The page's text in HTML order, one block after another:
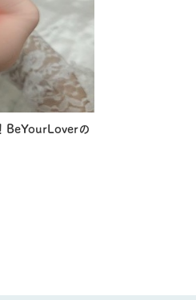
BeYourLoverの